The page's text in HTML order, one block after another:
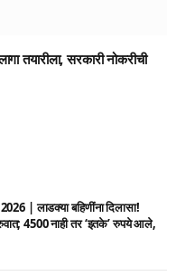
तयारीला, सरकारी नोकरीची
| लाडक्या बहिणींना दिलासा!
4500 नाही तर ‘इतके’ रुपये आले,